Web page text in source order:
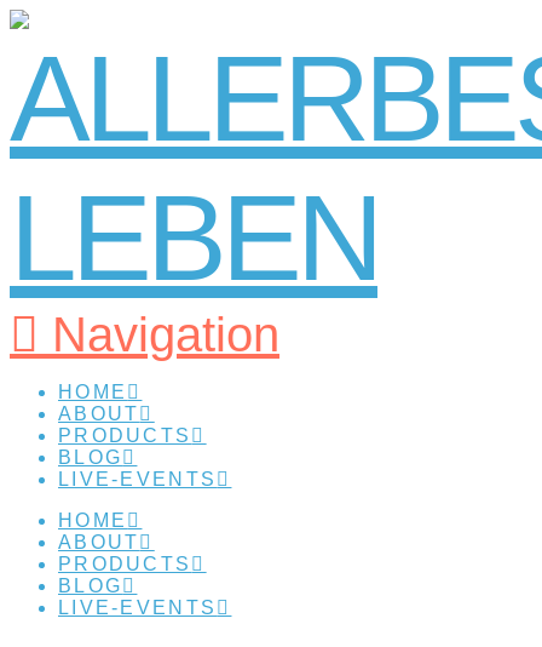
Navigation
HOME
ABOUT
PRODUCTS
BLOG
LIVE-EVENTS
HOME
ABOUT
PRODUCTS
BLOG
LIVE-EVENTS